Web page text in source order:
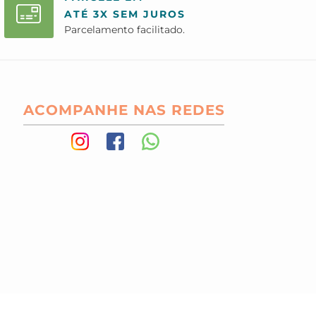
ATÉ 3X SEM JUROS
Parcelamento facilitado.
ACOMPANHE NAS REDES